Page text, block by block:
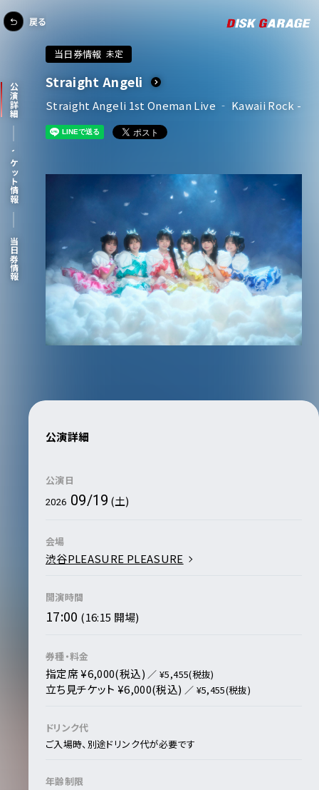
公演詳細
チケット情報
当日券情報
当日券情報 未定
Straight Angeli
Straight Angeli 1st Oneman Live ‐ Kawaii Rock -
公演詳細
公演日
2026 09/19 (土)
会場
渋谷PLEASURE PLEASURE
開演時間
17:00 (16:15 開場)
券種・料金
指定席 ¥6,000(税込) ／ ¥5,455(税抜)
立ち見チケット ¥6,000(税込) ／ ¥5,455(税抜)
ドリンク代
ご入場時、別途ドリンク代が必要です
年齢制限
戻る